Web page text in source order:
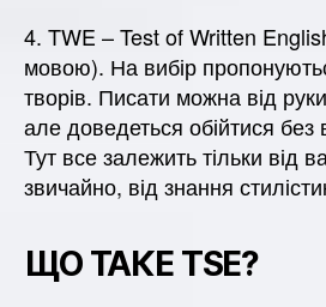
4. TWE – Test of Written
мовою). На вибір
творів. Писати можна від
але доведеться обійтися без
Тут все залежить тільки від
звичайно, від знання
ЩО ТАКЕ TSE?